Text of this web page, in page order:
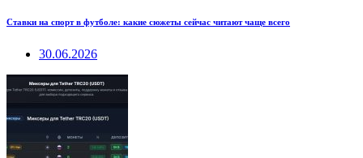
Ставки на спорт в футболе: какие сюжеты сейчас читают чаще всего
30.06.2026